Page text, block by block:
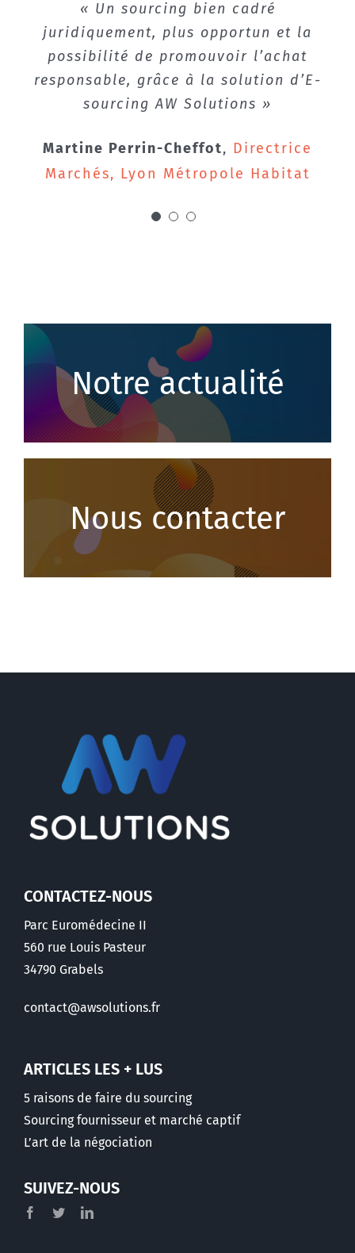
« Un sourcing bien cadré
juridiquement, plus opportun et la
possibilité de promouvoir l’achat
responsable, grâce à la solution d’E-
sourcing AW Solutions »
Martine Perrin-Cheffot, Directrice
Marchés, Lyon Métropole Habitat
« La solution d’E-sourcing AW
Solutions pour mieux définir les
besoins, diversifier les prestataires et
démontrer l’intérêt économique et
social de l’OPH sur le territoire. »
Benoît Rabouam-Bourdin
Responsable du Pôle Achats d’Habitat
« La solution d’E-sourcing AW
Solutions pour mieux connaître les
entreprises, mieux cadrer les cahiers
des charges et réduire les coûts grâce
à la concurrence. »
Sophie Anton Directrice Commande
publique et achats, Ville de Ris
Notre actualité
Nous contacter
CONTACTEZ-NOUS
Parc Euromédecine II
560 rue Louis Pasteur
34790 Grabels
contact@awsolutions.fr
ARTICLES LES + LUS
5 raisons de faire du sourcing
Sourcing fournisseur et marché captif
L’art de la négociation
SUIVEZ-NOUS